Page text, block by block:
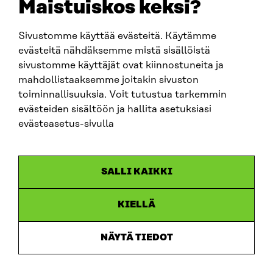
Maistuiskos keksi?
Sivustomme käyttää evästeitä. Käytämme
evästeitä nähdäksemme mistä sisällöistä
sivustomme käyttäjät ovat kiinnostuneita ja
mahdollistaaksemme joitakin sivuston
toiminnallisuuksia. Voit tutustua tarkemmin
evästeiden sisältöön ja hallita asetuksiasi
evästeasetus-sivulla
SALLI KAIKKI
KIELLÄ
NÄYTÄ TIEDOT
SITRA SOSIAALISESSA MEDIASSA
LinkedIn
Instagram
YouTube
Saavutettavuusseloste